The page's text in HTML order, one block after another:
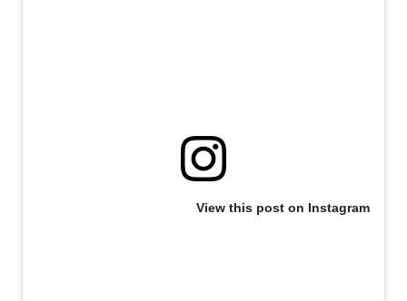
View this post on Instagram